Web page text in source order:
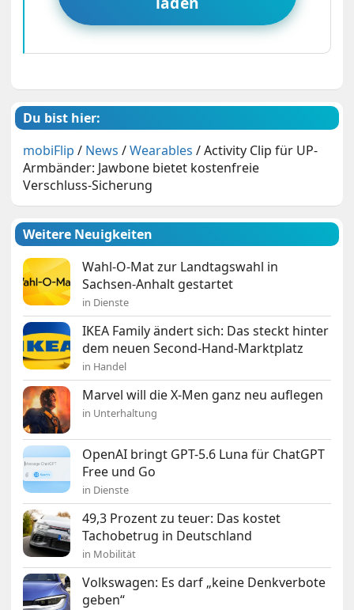
Du bist hier:
mobiFlip / News /Wearables /Activity Clip für UP-
Armbänder: Jawbone bietet kostenfreie
Verschluss-Sicherung
Weitere Neuigkeiten
Wahl-O-Mat zur Landtagswahl in
Sachsen-Anhalt gestartet
in Dienste
IKEA Family ändert sich: Das steckt hinter
dem neuen Second-Hand-Marktplatz
in Handel
Marvel will die X-Men ganz neu auflegen
in Unterhaltung
OpenAI bringt GPT-5.6 Luna für ChatGPT
Free und Go
in Dienste
49,3 Prozent zu teuer: Das kostet
Tachobetrug in Deutschland
in Mobilität
Volkswagen: Es darf „keine Denkverbote
geben“